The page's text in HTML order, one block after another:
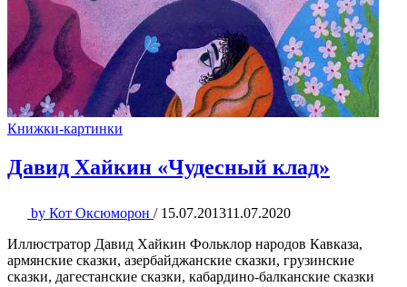
Книжки-картинки
Давид Хайкин «Чудесный клад»
by Кот Оксюморон / 15.07.201311.07.2020
Иллюстратор Давид Хайкин Фольклор народов Кавказа,
армянские сказки, азербайджанские сказки, грузинские
сказки, дагестанские сказки, кабардино-балканские сказки